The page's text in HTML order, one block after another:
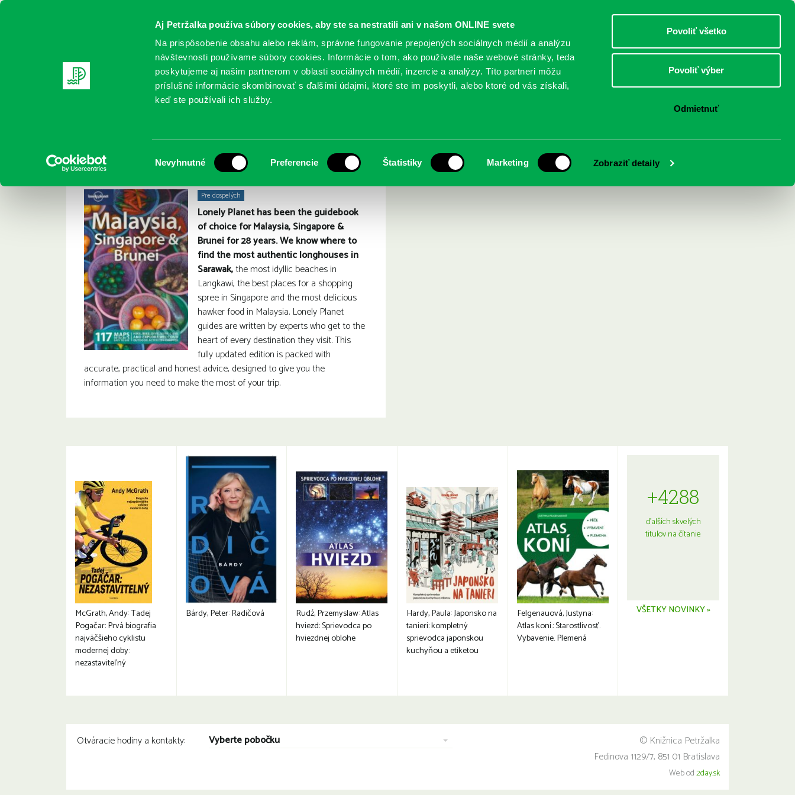
Aj Petržalka používa súbory cookies, aby ste sa nestratili ani v našom ONLINE svete
Na prispôsobenie obsahu alebo reklám, správne fungovanie prepojených sociálnych médií a analýzu
návštevnosti používame súbory cookies. Informácie o tom, ako používate naše webové stránky, teda
poskytujeme aj našim partnerom v oblasti sociálnych médií, inzercie a analýzy. Títo partneri môžu
príslušné informácie skombinovať s ďalšími údajmi, ktoré ste im poskytli, alebo ktoré od vás získali,
keď ste používali ich služby.
súhlasu
Nevyhnutné Preferencie Štatistiky Marketing Zobraziť detaily
Povoliť všetko
Povoliť výber
Odmietnuť
DOSPELÍ
REGISTRUJTE SA ONLINE KATALÓGY SLUŽBY PODUJATIA POBOČKY O KNIŽNICI
Simon Richmond: Malaysia, Singapore and Brunei
Pre dospelých
Lonely Planet has been the guidebook
of choice for Malaysia, Singapore &
Brunei for 28 years. We know where to
find the most authentic longhouses in
Sarawak,the most idyllic beaches in
Langkawi, the best places for a shopping
spree in Singapore and the most delicious
hawker food in Malaysia. Lonely Planet
guides are written by experts who get to the
heart of every destination they visit. This
fully updated edition is packed with
accurate, practical and honest advice, designed to give you the
information you need to make the most of your trip.
McGrath, Andy: Tadej
Pogačar: Prvá biografia
najväčšieho cyklistu
modernej doby:
nezastaviteľný
Bárdy, Peter: Radičová
Rudź, Przemyslaw: Atlas
hviezd: Sprievodca po
hviezdnej oblohe
Hardy, Paula: Japonsko na
tanieri: kompletný
sprievodca japonskou
kuchyňou a etiketou
Felgenauová, Justyna:
Atlas koní.: Starostlivosť.
Vybavenie. Plemená
+4288
ďalších skvelých
titulov na čítanie
VŠETKY NOVINKY »
Otváracie hodiny a kontakty: Vyberte pobočku
© Knižnica Petržalka
Fedinova 1129/7, 851 01 Bratislava
Web od2day.sk